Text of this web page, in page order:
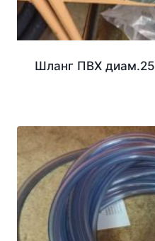
Шланг ПВХ диам.25